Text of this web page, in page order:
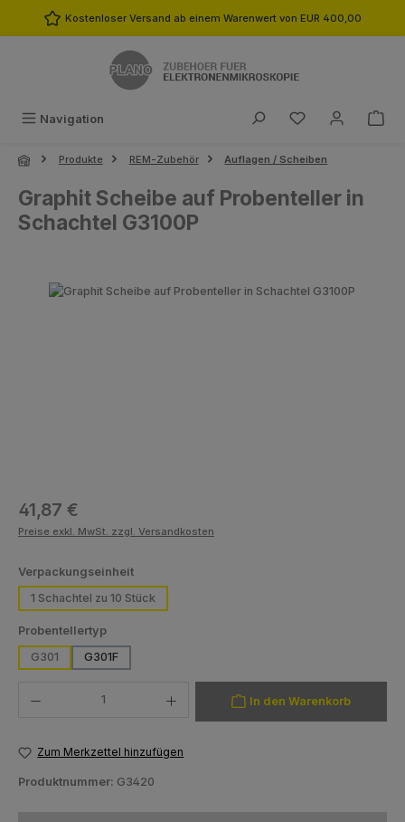
Zum Hauptinhalt springen
Kostenloser Versand ab einem Warenwert von EUR 400,00
Navigation Du hast 0
Produkte REM-Zubehör Auflagen / Scheiben
Graphit Scheibe auf Probenteller in
Schachtel G3100P
Bildergalerie überspringen
Regulärer Preis:
41,87 €
Preise exkl. MwSt. zzgl. Versandkosten
Verpackungseinheitauswählen
1 Schachtel zu 10 Stück
Probentellertypauswählen
G301
G301F
In den Warenkorb
Zum Merkzettel hinzufügen
Produktnummer: G3420